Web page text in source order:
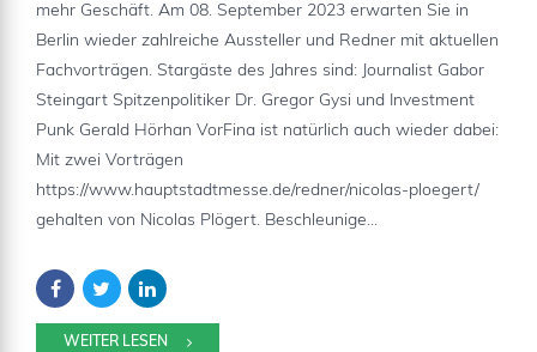
mehr Geschäft. Am 08. September 2023 erwarten Sie in
Berlin wieder zahlreiche Aussteller und Redner mit aktuellen
Fachvorträgen. Stargäste des Jahres sind: Journalist Gabor
Steingart Spitzenpolitiker Dr. Gregor Gysi und Investment
Punk Gerald Hörhan VorFina ist natürlich auch wieder dabei:
Mit zwei Vorträgen
https://www.hauptstadtmesse.de/redner/nicolas-ploegert/
gehalten von Nicolas Plögert. Beschleunige...
WEITER LESEN